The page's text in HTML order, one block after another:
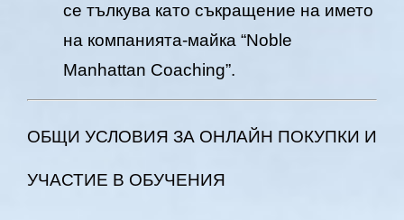
се тълкува като съкращение на името
на компанията-майка “Noble
Manhattan Coaching”.
ОБЩИ УСЛОВИЯ ЗА ОНЛАЙН ПОКУПКИ И
УЧАСТИЕ В ОБУЧЕНИЯ